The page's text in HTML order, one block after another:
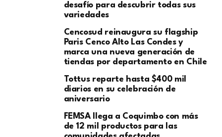
desafío para descubrir todas sus
variedades
Cencosud reinaugura su flagship
Paris Cenco Alto Las Condes y
marca una nueva generación de
tiendas por departamento en Chile
Tottus reparte hasta $400 mil
diarios en su celebración de
aniversario
FEMSA llega a Coquimbo con más
de 12 mil productos para las